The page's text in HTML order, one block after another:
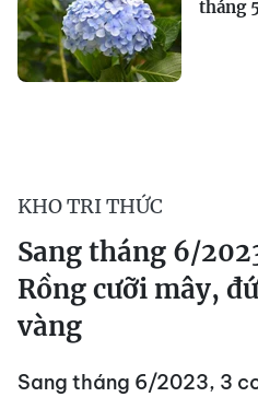
tháng
KHO TRI THỨC
Sang tháng 6/
Rồng cưỡi mây,
vàng
Sang tháng 6/2023, 3